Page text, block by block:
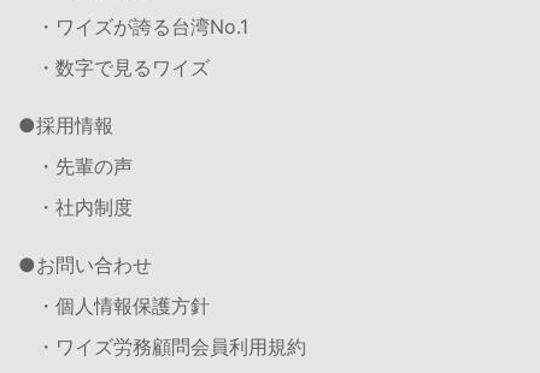
・ワイズが誇る台湾No.1
・数字で見るワイズ
採用情報
・先輩の声
・社内制度
お問い合わせ
・個人情報保護方針
・ワイズ労務顧問会員利用規約